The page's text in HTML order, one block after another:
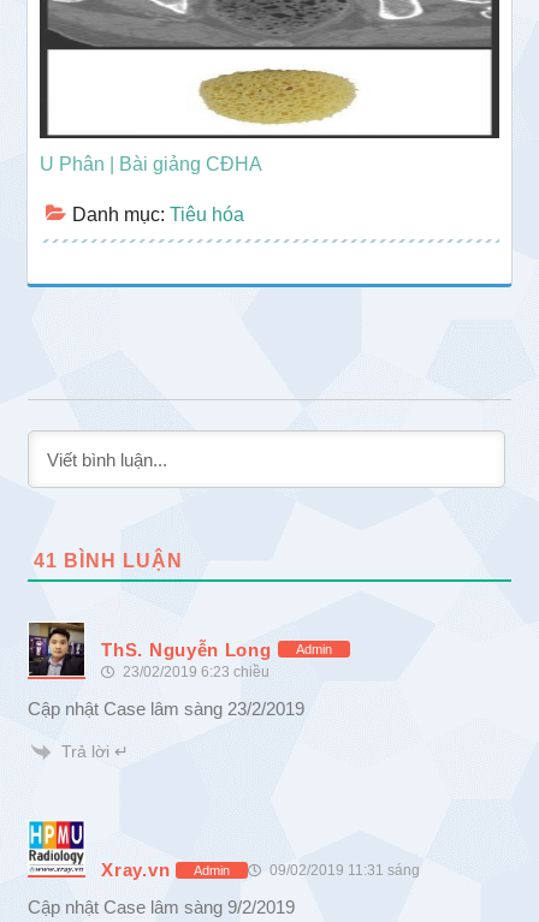
U Phân | Bài giảng CĐHA
Danh mục:Tiêu hóa
41 BÌNH LUẬN
ThS. Nguyễn Long Admin
23/02/2019 6:23 chiều
Cập nhật Case lâm sàng 23/2/2019
Trả lời ↵
Xray.vn Admin 09/02/2019 11:31 sáng
Cập nhật Case lâm sàng 9/2/2019